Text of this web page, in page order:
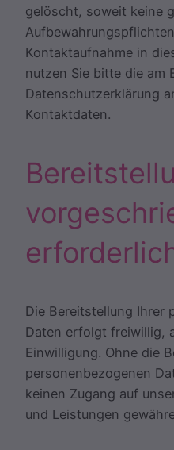
gelöscht, soweit keine
Kontaktaufnahme in
nutzen Sie bitte die am
Datenschutzerklärung
Kontaktdaten.
Die Bereitstellung Ihrer
Daten erfolgt freiwillig,
Einwilligung. Ohne die
personenbezogenen
keinen Zugang auf
und Leistungen